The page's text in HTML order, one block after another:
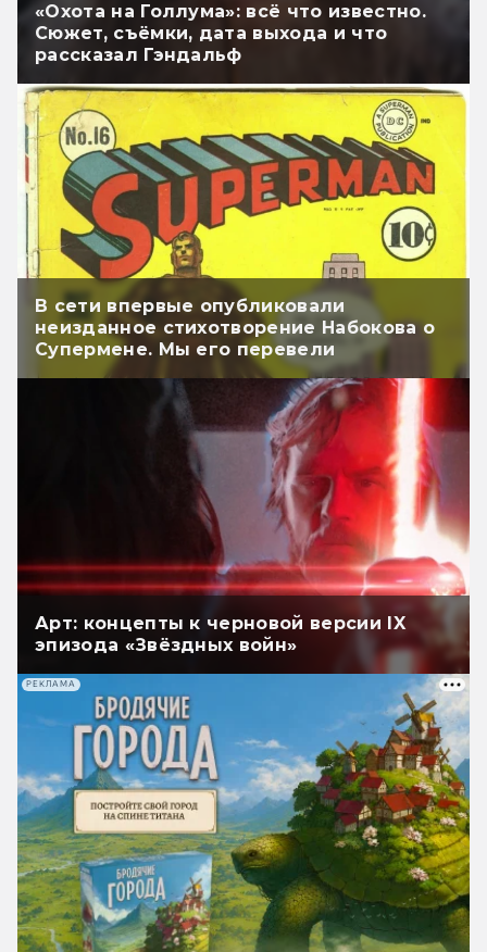
«Охота на Голлума»: всё что известно.
Сюжет, съёмки, дата выхода и что
рассказал Гэндальф
В сети впервые опубликовали
неизданное стихотворение Набокова о
Супермене. Мы его перевели
Арт: концепты к черновой версии IX
эпизода «Звёздных войн»
РЕКЛАМА